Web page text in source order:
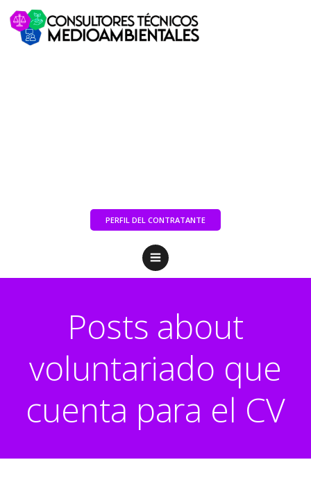
PERFIL DEL CONTRATANTE
Posts about
voluntariado que
cuenta para el CV